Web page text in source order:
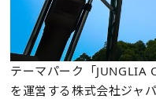
テーマパーク「JUNGLIA
を運営する株式会社ジャ